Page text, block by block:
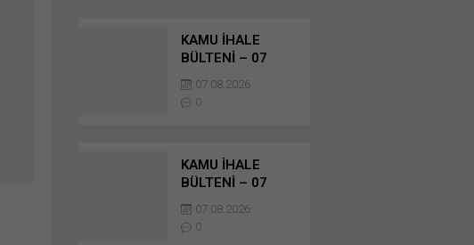
KAMU İHALE
BÜLTENİ – 07
AĞUSTOS 2026 –
MAL ALIMI
İHALELERİ
07.08.2026
0
KAMU İHALE
BÜLTENİ – 07
AĞUSTOS 2026 –
MAL ALIMI
İHALELERİ
07.08.2026
0